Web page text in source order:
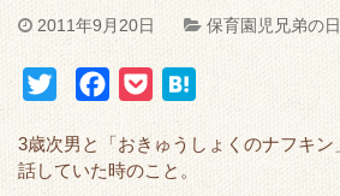
2011年9月20日 保育園児兄弟の
i
c
e
c
k
t
3歳次男と「おきゅうしょくのナフキン
話していた時のこと。